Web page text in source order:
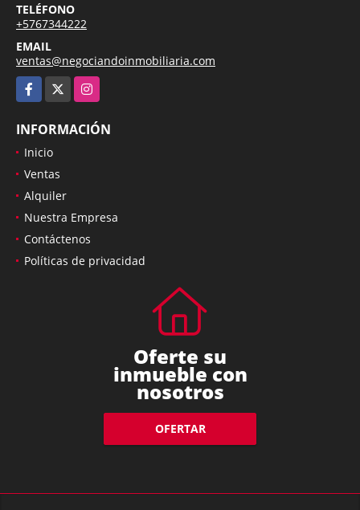
TELÉFONO
+5767344222
EMAIL
ventas@negociandoinmobiliaria.com
Facebook
Instagram
INFORMACIÓN
Inicio
Ventas
Alquiler
Nuestra Empresa
Contáctenos
Políticas de privacidad
Oferte su
inmueble con
nosotros
OFERTAR